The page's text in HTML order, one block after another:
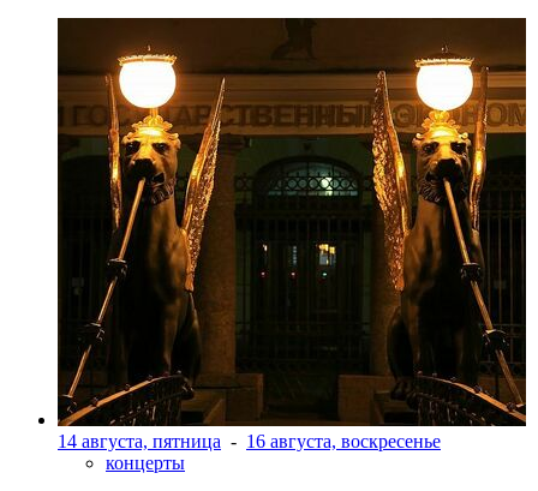
14 августа, пятница - 16 августа, воскресенье
концерты